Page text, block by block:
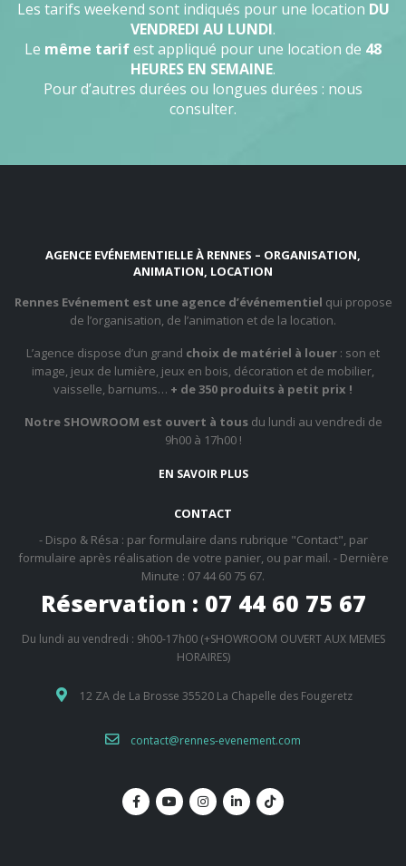
Les tarifs weekend sont indiqués pour une location DU
VENDREDI AU LUNDI.
Le même tarifest appliqué pour une location de 48
HEURES EN SEMAINE.
Pour d’autres durées ou longues durées : nous
consulter.
AGENCE EVÉNEMENTIELLE À RENNES – ORGANISATION,
ANIMATION, LOCATION
Rennes Evénement est une agence d’événementiel qui propose
de l’organisation, de l’animation et de la location.
L’agence dispose d’un grand choix de matériel à louer : son et
image, jeux de lumière, jeux en bois, décoration et de mobilier,
vaisselle, barnums… + de 350 produits à petit prix !
Notre SHOWROOM est ouvert à tousdu lundi au vendredi de
9h00 à 17h00 !
EN SAVOIR PLUS
CONTACT
- Dispo & Résa : par formulaire dans rubrique "Contact", par
formulaire après réalisation de votre panier, ou par mail. - Dernière
Minute : 07 44 60 75 67.
Réservation : 07 44 60 75 67
Du lundi au vendredi : 9h00-17h00 (+SHOWROOM OUVERT AUX MEMES
HORAIRES)
12 ZA de La Brosse 35520 La Chapelle des Fougeretz
contact@rennes-evenement.com